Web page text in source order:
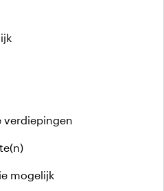
verdiepingen
mogelijk